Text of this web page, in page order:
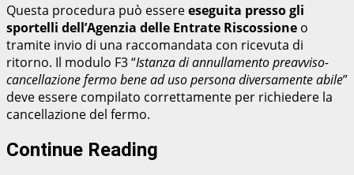
Questa procedura può essereeseguita presso gli
sportelli dell’Agenzia delle Entrate Riscossione o
tramite invio di una raccomandata con ricevuta di
ritorno. Il modulo F3 “Istanza di annullamento preavviso-
cancellazione fermo bene ad uso persona diversamente abile”
deve essere compilato correttamente per richiedere la
cancellazione del fermo.
Continue Reading